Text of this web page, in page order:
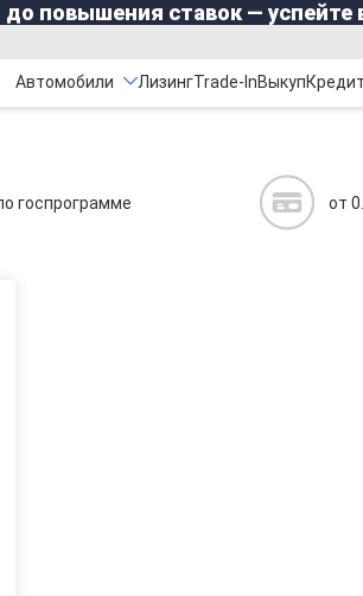
до повышения ставок — успейте
Автомобили ЛизингTrade-InВыкупКредит
госпрограмме от